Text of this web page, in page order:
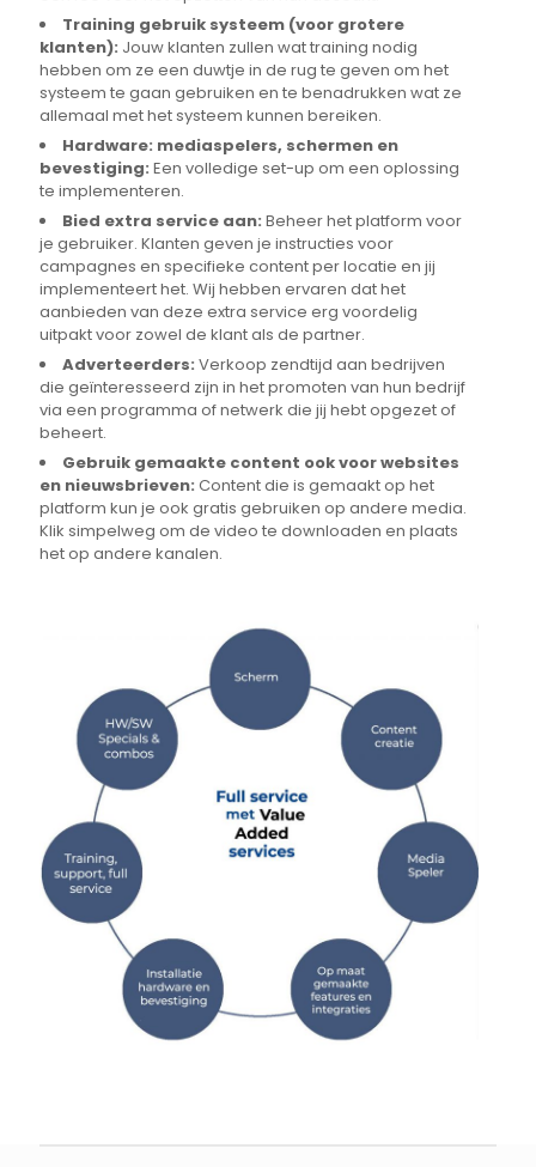
Training gebruik systeem (voor grotere
klanten): Jouw klanten zullen wat training nodig
hebben om ze een duwtje in de rug te geven om het
systeem te gaan gebruiken en te benadrukken wat ze
allemaal met het systeem kunnen bereiken.
Hardware: mediaspelers, schermen en
bevestiging: Een volledige set-up om een oplossing
te implementeren.
Bied extra service aan: Beheer het platform voor
je gebruiker. Klanten geven je instructies voor
campagnes en specifieke content per locatie en jij
implementeert het. Wij hebben ervaren dat het
aanbieden van deze extra service erg voordelig
uitpakt voor zowel de klant als de partner.
Adverteerders: Verkoop zendtijd aan bedrijven
die geïnteresseerd zijn in het promoten van hun bedrijf
via een programma of netwerk die jij hebt opgezet of
beheert.
Gebruik gemaakte content ook voor websites
en nieuwsbrieven: Content die is gemaakt op het
platform kun je ook gratis gebruiken op andere media.
Klik simpelweg om de video te downloaden en plaats
het op andere kanalen.